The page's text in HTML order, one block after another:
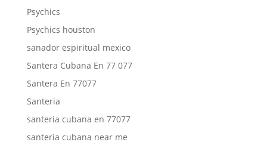
Psychics
Psychics houston
sanador espiritual mexico
Santera Cubana En 77 077
Santera En 77077
Santeria
santeria cubana en 77077
santeria cubana near me